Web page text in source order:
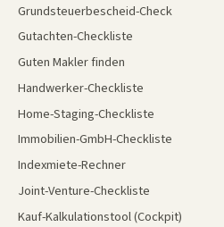
Grundsteuerbescheid-Check
Gutachten-Checkliste
Guten Makler finden
Handwerker-Checkliste
Home-Staging-Checkliste
Immobilien-GmbH-Checkliste
Indexmiete-Rechner
Joint-Venture-Checkliste
Kauf-Kalkulationstool (Cockpit)